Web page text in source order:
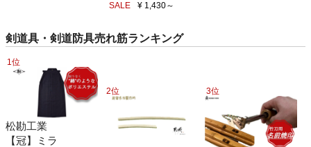
SALE ¥ 1,430～
剣道具・剣道防具売れ筋ランキング
1位
松勘工業
【冠】ミラ
2位 3位